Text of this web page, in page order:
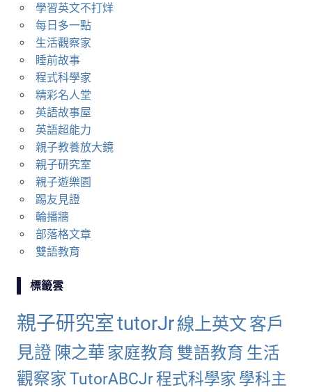
學習英文不打烊
每日多一點
生活觀察家
睡前故事
程式科學家
精彩名人堂
英語故事屋
英語超能力
親子教養放大鏡
親子研究室
親子遊樂園
踢友見證
輪播牆
部落格文章
雙語教育
標籤雲
親子研究室tutorJr線上英文 客戶
見證 陳之華 家庭教育 雙語教育 生活
觀察家 TutorABCJr程式科學家 學科主